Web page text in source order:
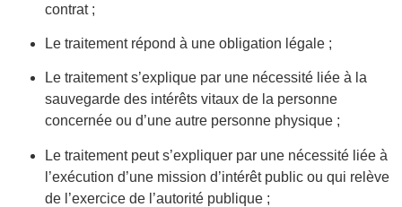
contrat ;
Le traitement répond à une obligation légale ;
Le traitement s’explique par une nécessité liée à la
sauvegarde des intérêts vitaux de la personne
concernée ou d’une autre personne physique ;
Le traitement peut s’expliquer par une nécessité liée à
l’exécution d’une mission d’intérêt public ou qui relève
de l’exercice de l’autorité publique ;